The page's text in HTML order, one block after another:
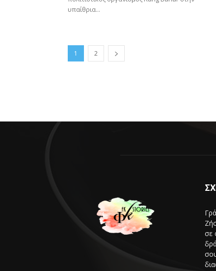
υπαίθρια...
1 2
σε